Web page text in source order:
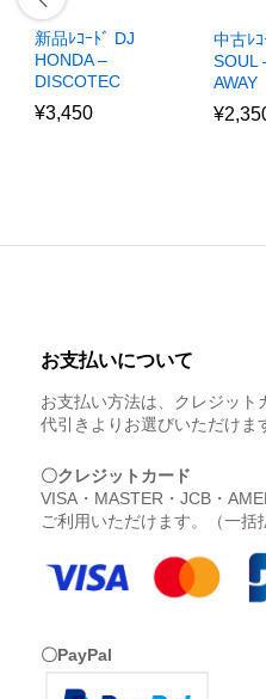
新品ﾚｺｰﾄﾞ DJ
HONDA –
DISCOTEC
¥3,450
中古ﾚ
SOUL
AWAY
¥
お支払いについて
お支払い方法は、クレジット
代引きよりお選びいただけま
〇クレジットカード
VISA・MASTER・JCB・
ご利用いただけます。（一括
〇PayPal